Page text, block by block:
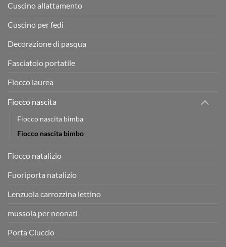
Cuscino allattamento
Cuscino per fedi
Decorazione di pasqua
Fasciatoio portatile
Fiocco laurea
Fiocco nascita
Fiocco nascita bimba
Fiocco nascita bimbo
Fiocco natalizio
Fuoriporta natalizio
Lenzuola carrozzina lettino
mussola per neonati
Porta Ciuccio